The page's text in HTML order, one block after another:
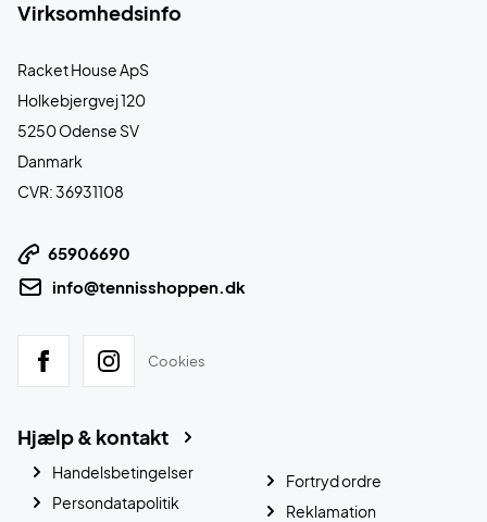
Virksomhedsinfo
Racket House ApS
Holkebjergvej 120
5250 Odense SV
Danmark
CVR: 36931108
65906690
info@tennisshoppen.dk
Cookies
Hjælp & kontakt
Handelsbetingelser
Persondatapolitik
Fortryd ordre
Reklamation